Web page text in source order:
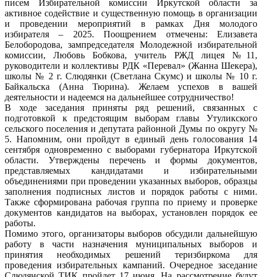
писем Избирательной комиссии Иркутской области за
активное содействие и существенную помощь в организации
и проведении мероприятий в рамках Дня молодого
избирателя – 2025. Поощрением отмечены: Елизавета
Белобородова, зампредседателя Молодежной избирательной
комиссии, Любовь Бобкова, учитель РЖД лицея №11,
руководители и коллективы РДК «Перевал» (Жанна Шекера),
школы № 2 г. Слюдянки (Светлана Скумс) и школы № 10 г.
Байкальска (Анна Тюрина). Желаем успехов в вашей
деятельности и надеемся на дальнейшее сотрудничество!
В ходе заседания приняты ряд решений, связанных с
подготовкой к предстоящим выборам главы Утуликского
сельского поселения и депутата районной Думы по округу №
5. Напомним, они пройдут в единый день голосования 14
сентября одновременно с выборами губернатора Иркутской
области. Утверждены перечень и формы документов,
представляемых кандидатами и избирательными
объединениями при проведении указанных выборов, образцы
заполнения подписных листов и порядок работы с ними.
Также сформирована рабочая группа по приему и проверке
документов кандидатов на выборах, установлен порядок ее
работы.
Помимо этого, организаторы выборов обсудили дальнейшую
работу в части назначения муниципальных выборов и
принятия необходимых решений теризбиркома для
проведения избирательных кампаний. Очередное заседание